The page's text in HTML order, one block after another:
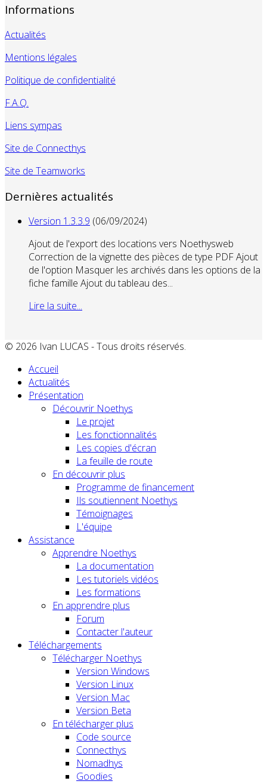
Informations
Actualités
Mentions légales
Politique de confidentialité
F.A.Q.
Liens sympas
Site de Connecthys
Site de Teamworks
Dernières actualités
Version 1.3.3.9 (06/09/2024)
Ajout de l'export des locations vers Noethysweb
Correction de la vignette des pièces de type PDF Ajout
de l'option Masquer les archivés dans les options de la
fiche famille Ajout du tableau des...
Lire la suite...
© 2026 Ivan LUCAS - Tous droits réservés.
Accueil
Actualités
Présentation
Découvrir Noethys
Le projet
Les fonctionnalités
Les copies d'écran
La feuille de route
En découvrir plus
Programme de financement
Ils soutiennent Noethys
Témoignages
L'équipe
Assistance
Apprendre Noethys
La documentation
Les tutoriels vidéos
Les formations
En apprendre plus
Forum
Contacter l'auteur
Téléchargements
Télécharger Noethys
Version Windows
Version Linux
Version Mac
Version Beta
En télécharger plus
Code source
Connecthys
Nomadhys
Goodies